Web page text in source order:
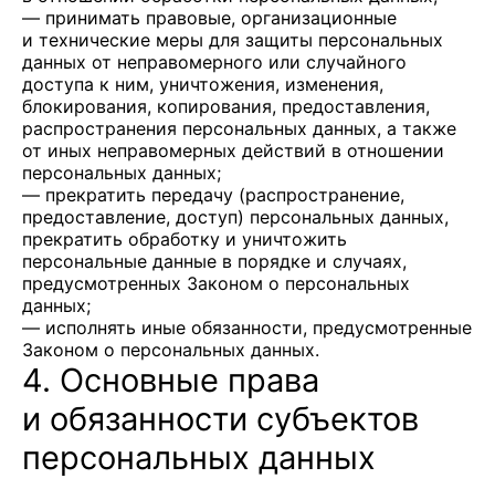
— принимать правовые, организационные
и технические меры для защиты персональных
данных от неправомерного или случайного
доступа к ним, уничтожения, изменения,
блокирования, копирования, предоставления,
распространения персональных данных, а также
от иных неправомерных действий в отношении
персональных данных;
— прекратить передачу (распространение,
предоставление, доступ) персональных данных,
прекратить обработку и уничтожить
персональные данные в порядке и случаях,
предусмотренных Законом о персональных
данных;
— исполнять иные обязанности, предусмотренные
Законом о персональных данных.
4. Основные права
и обязанности субъектов
персональных данных